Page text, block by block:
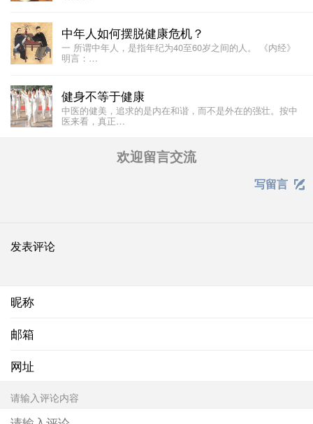
中年人如何摆脱健康危机？
一 所谓中年人，是指年纪为40至60岁之间的人。 《内经》
明言：…
健身不等于健康
中医的健美，追求的是内在和谐，而不是外在的强壮。按中
医来看，真正…
欢迎留言交流
写留言 
发表评论
昵称
邮箱
网址
请输入评论内容